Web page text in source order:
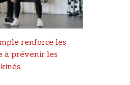
renforce les
à prévenir les